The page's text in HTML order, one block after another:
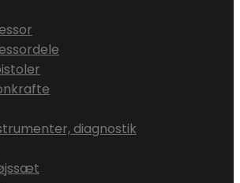
diagnostik